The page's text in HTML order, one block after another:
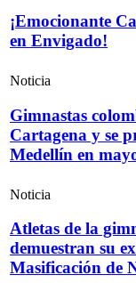
¡Emocionante
en Envigado!
Noticia
Gimnastas
Cartagena y se
Medellín en
Noticia
Atletas de la
demuestran su
Masificación de